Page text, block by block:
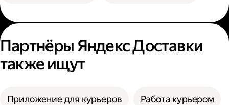
Партнёры Яндекс Доставки
также ищут
Приложение для курьеров Работа курьером